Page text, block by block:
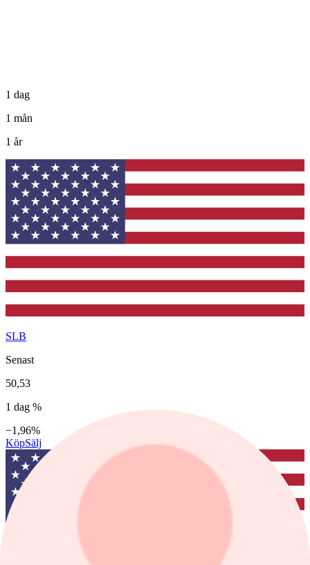
1 dag
1 mån
1 år
SLB
Senast
50,53
1 dag %
−1,96%
KöpSälj